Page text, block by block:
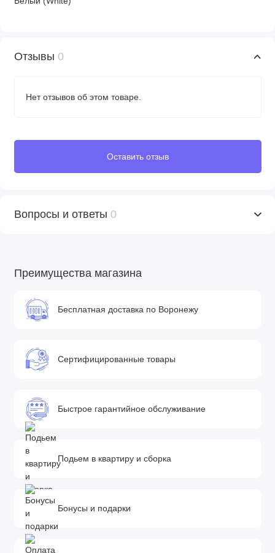
Отзывы 0
Нет отзывов об этом товаре.
Оставить отзыв
Вопросы и ответы 0
Преимущества магазина
Бесплатная доставка по Воронежу
Сертифицированные товары
Быстрое гарантийное обслуживание
Подьем в квартиру и сборка
Бонусы и подарки